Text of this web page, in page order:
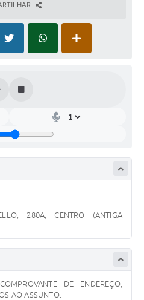
280A, CENTRO (ANTIGA
DE ENDEREÇO,
AO ASSUNTO.